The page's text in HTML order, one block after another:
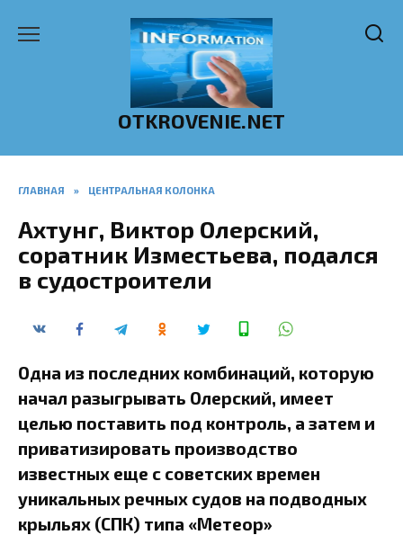
OTKROVENIE.NET
ГЛАВНАЯ » ЦЕНТРАЛЬНАЯ КОЛОНКА
Ахтунг, Виктор Олерский,
соратник Изместьева, подался
в судостроители
Одна из последних комбинаций, которую
начал разыгрывать Олерский, имеет
целью поставить под контроль, а затем и
приватизировать производство
известных еще с советских времен
уникальных речных судов на подводных
крыльях (СПК) типа «Метеор»